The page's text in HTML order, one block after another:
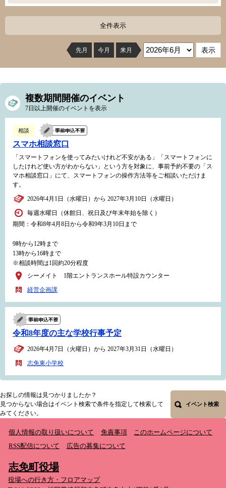
全件表示
先月 今月 来月
複数期間開催のイベント
7日以上開催のイベントを表示
相談
スマホ相談窓口
「スマートフォンを使ってみたいけれど不安がある」「スマートフォンに
したけれど使い方がわからない」という方を対象に、事前予約不要の「ス
マホ相談窓口」にて、スマートフォンの操作方法等をご相談いただけま
す。
2026年4月1日（水曜日）から 2027年3月10日（水曜日）
毎週水曜日（休館日、祝日及び年末年始を除く）
期間：令和8年4月8日から令和9年3月10日まで
9時から12時まで
13時から16時まで
※相談時間は1回約20分程度
シーメイト 1階エントランスホール特設カウンター
経営企画課
令和8年度の主な学校行事予定
2026年4月7日（火曜日）から 2027年3月31日（水曜日）
志免東小学校
お探しの情報は見つかりましたか？
見つからない場合はイベント検索で条件を指定して検索して
みてください。
イベント検索
個人情報の取り扱いについて 免責事項
このホームページについて
RSS配信について
広告の募集について
志免町役場
役場への行き方・フロアマップ